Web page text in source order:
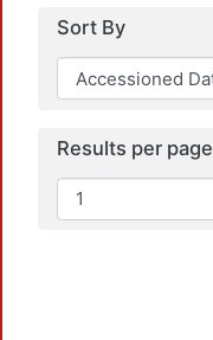
Sort By
Results per page